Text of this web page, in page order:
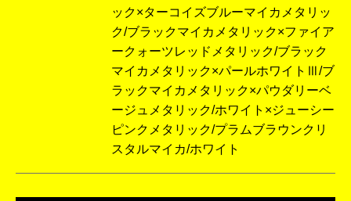
ック×ターコイズブルーマイカメタリッ
ク/ブラックマイカメタリック×ファイア
ークォーツレッドメタリック/ブラック
マイカメタリック×パールホワイトⅢ/ブ
ラックマイカメタリック×パウダリーベ
ージュメタリック/ホワイト×ジューシー
ピンクメタリック/プラムブラウンクリ
スタルマイカ/ホワイト